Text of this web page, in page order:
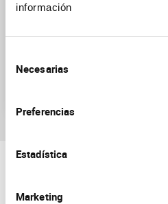
información
Necesarias
Preferencias
Estadística
Marketing
Comportamiento de los